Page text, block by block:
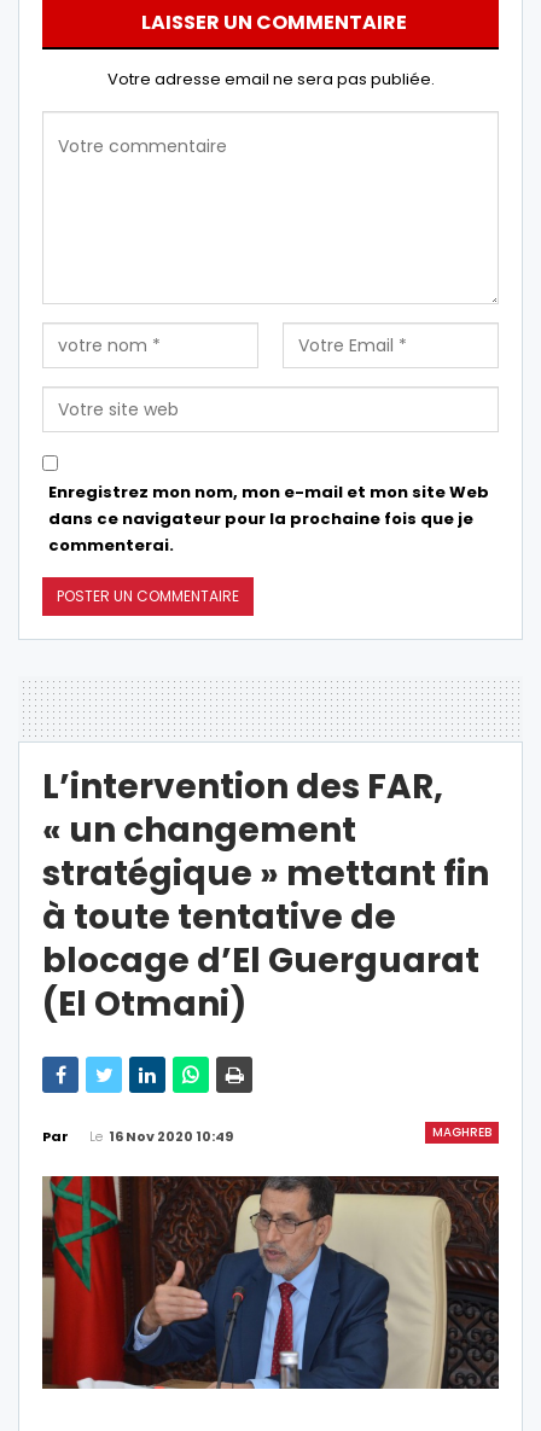
LAISSER UN COMMENTAIRE
Votre adresse email ne sera pas publiée.
Enregistrez mon nom, mon e-mail et mon site Web
dans ce navigateur pour la prochaine fois que je
commenterai.
L’intervention des FAR,
« un changement
stratégique » mettant fin
à toute tentative de
blocage d’El Guerguarat
(El Otmani)
MAGHREB
Par Le 16 Nov 2020 10:49